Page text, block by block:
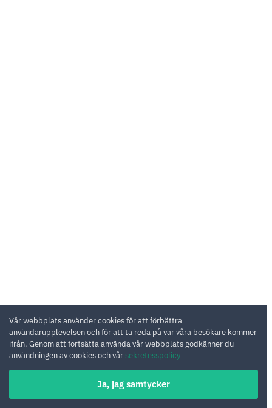
Vår webbplats använder cookies för att förbättra
användarupplevelsen och för att ta reda på var våra besökare kommer
ifrån. Genom att fortsätta använda vår webbplats godkänner du
användningen av cookies och vår sekretesspolicy
Ja, jag samtycker